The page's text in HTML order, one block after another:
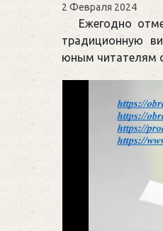
2 Февраля 2024
Ежегодно
традиционную
юным читателям